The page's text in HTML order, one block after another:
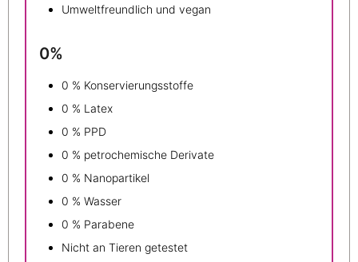
Umweltfreundlich und vegan
0%
0 % Konservierungsstoffe
0 % Latex
0 % PPD
0 % petrochemische Derivate
0 % Nanopartikel
0 % Wasser
0 % Parabene
Nicht an Tieren getestet